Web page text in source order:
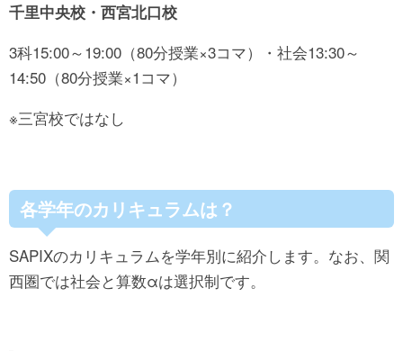
千里中央校・西宮北口校
3科15:00～19:00（80分授業×3コマ）・社会13:30～
14:50（80分授業×1コマ）
※三宮校ではなし
各学年のカリキュラムは？
SAPIXのカリキュラムを学年別に紹介します。なお、関
西圏では社会と算数αは選択制です。